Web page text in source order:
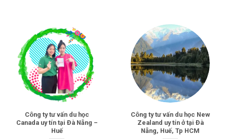
Công ty tư vấn du học
Canada uy tín tại Đà Nẵng –
Huế
Công ty tư vấn du học New
Zealand uy tín ở tại Đà
Nẵng, Huế, Tp HCM